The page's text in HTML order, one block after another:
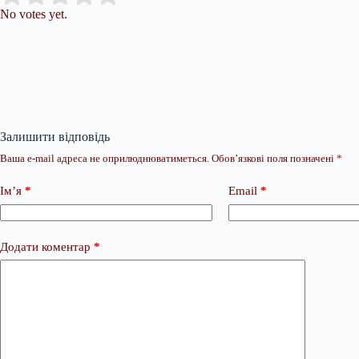
No votes yet.
Залишити відповідь
Ваша e-mail адреса не оприлюднюватиметься. Обов’язкові поля позначені *
Ім’я * Email *
Додати коментар *